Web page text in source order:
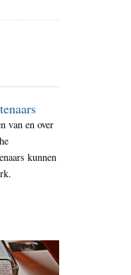
van en over
kunnen